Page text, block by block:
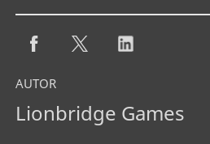
AUTOR
Lionbridge Games